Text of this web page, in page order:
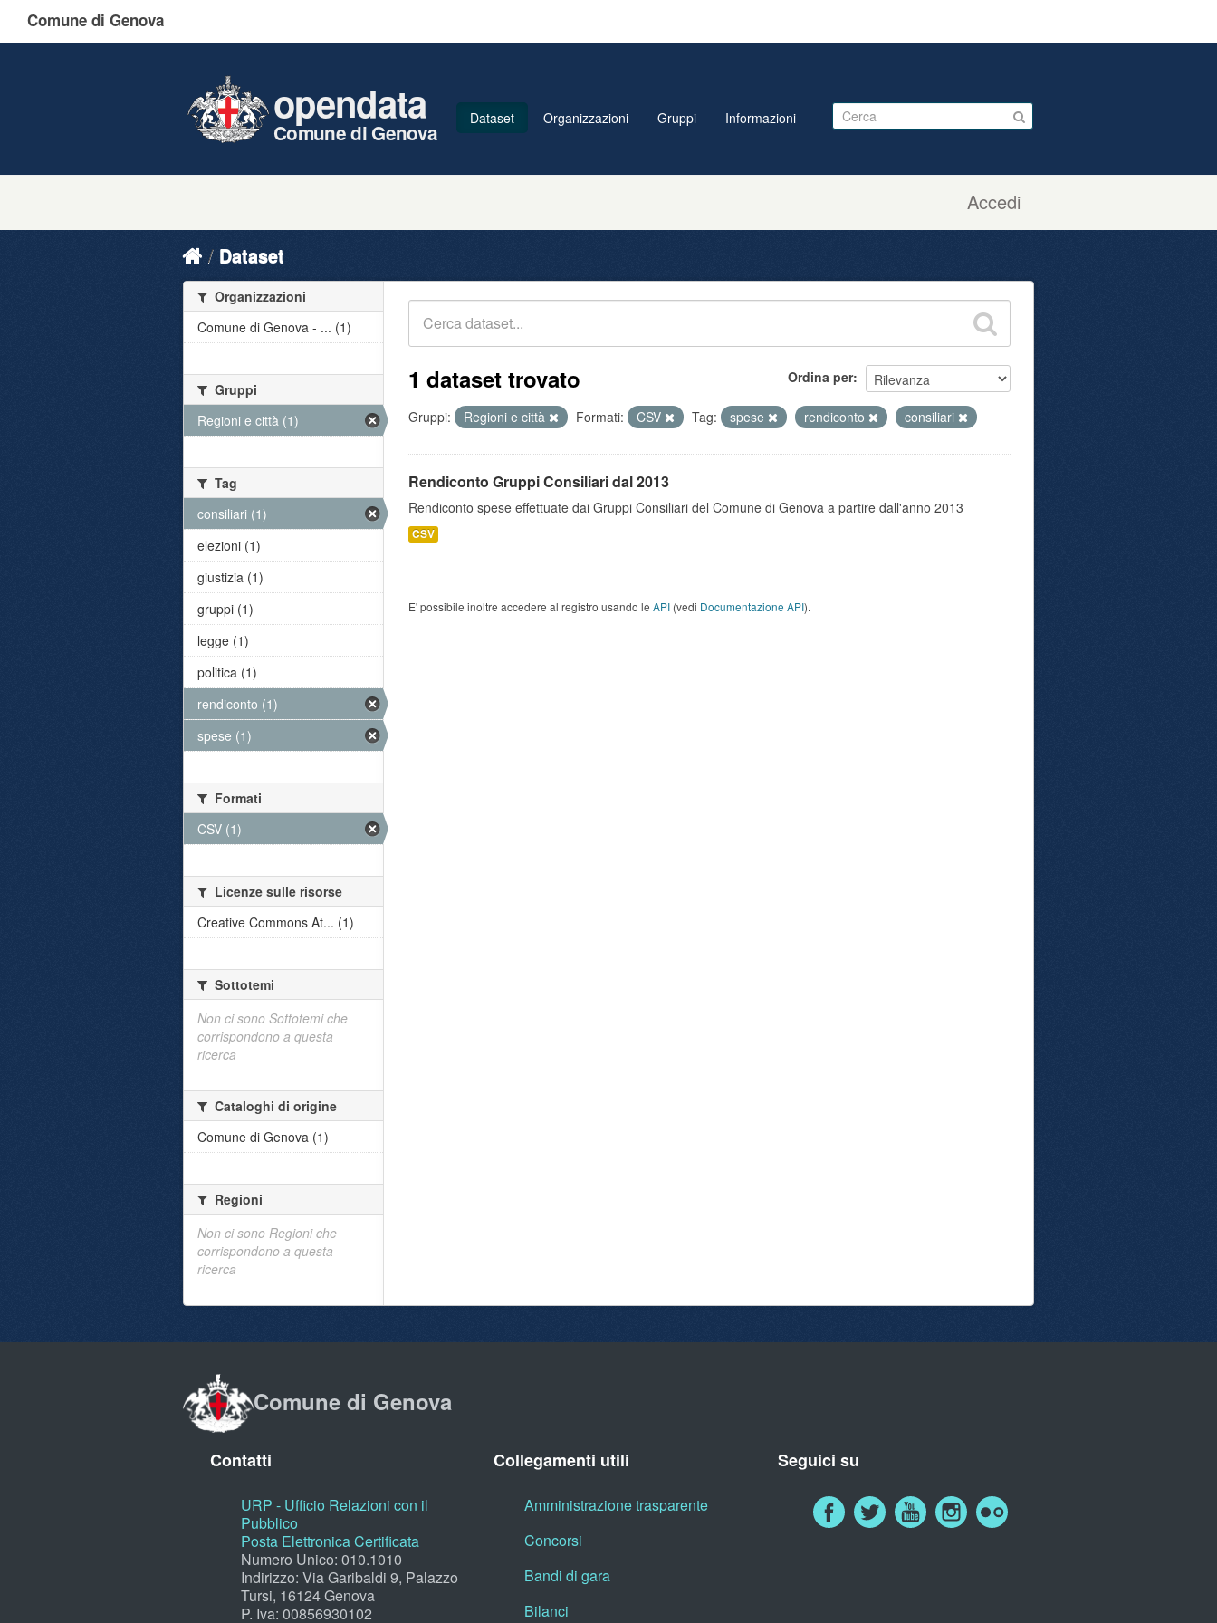
Comune di Genova
Accedi
opendata
Comune di Genova
Dataset Organizzazioni Gruppi Informazioni
Dataset
Ordina per
1 dataset trovato
Gruppi: Regioni e città Formati: CSV Tag: spese rendiconto consiliari
Rendiconto Gruppi Consiliari dal 2013
Rendiconto spese effettuate dai Gruppi Consiliari del Comune di Genova a partire dall'anno 2013
CSV
E' possibile inoltre accedere al registro usando le API (vedi Documentazione API).
Organizzazioni
Comune di Genova - ... (1)
Gruppi
Regioni e città (1)
Tag
consiliari (1)
elezioni (1)
giustizia (1)
gruppi (1)
legge (1)
politica (1)
rendiconto (1)
spese (1)
Formati
CSV (1)
Licenze sulle risorse
Creative Commons At... (1)
Sottotemi
Non ci sono Sottotemi che
corrispondono a questa
ricerca
Cataloghi di origine
Comune di Genova (1)
Regioni
Non ci sono Regioni che
corrispondono a questa
ricerca
Comune di Genova
Contatti
URP - Ufficio Relazioni con il
Pubblico
Posta Elettronica Certificata
Numero Unico: 010.1010
Indirizzo: Via Garibaldi 9, Palazzo
Tursi, 16124 Genova
P. Iva: 00856930102
Collegamenti utili
Amministrazione trasparente
Concorsi
Bandi di gara
Bilanci
Seguici su